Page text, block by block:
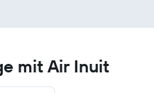
mit Air Inuit